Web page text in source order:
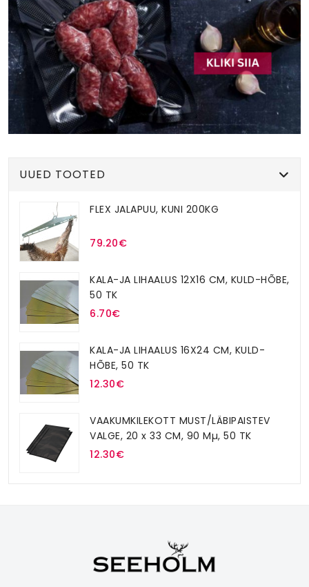
UUED TOOTED
FLEX JALAPUU, KUNI 200KG
79.20€
KALA-JA LIHAALUS 12X16 CM, KULD-HÕBE,
50 TK
6.70€
KALA-JA LIHAALUS 16X24 CM, KULD-
HÕBE, 50 TK
12.30€
VAAKUMKILEKOTT MUST/LÄBIPAISTEV
VALGE, 20 x 33 CM, 90 Mµ, 50 TK
12.30€